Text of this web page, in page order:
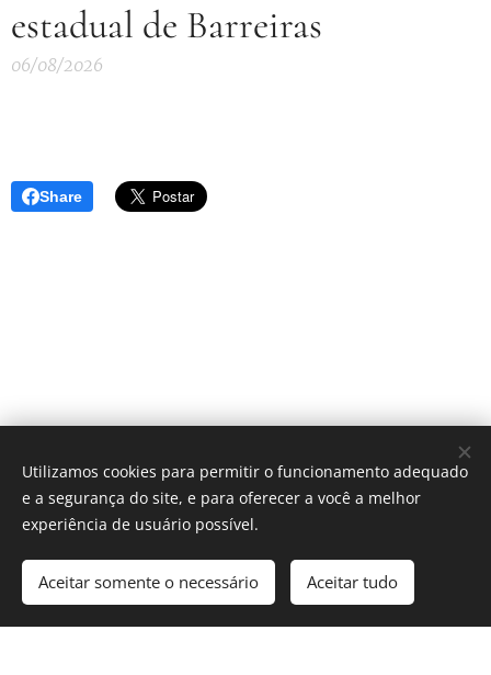
estadual de Barreiras
06/08/2026
Share
Cookies
Utilizamos cookies para permitir o funcionamento adequado
e a segurança do site, e para oferecer a você a melhor
experiência de usuário possível.
Aceitar somente o necessário Aceitar tudo